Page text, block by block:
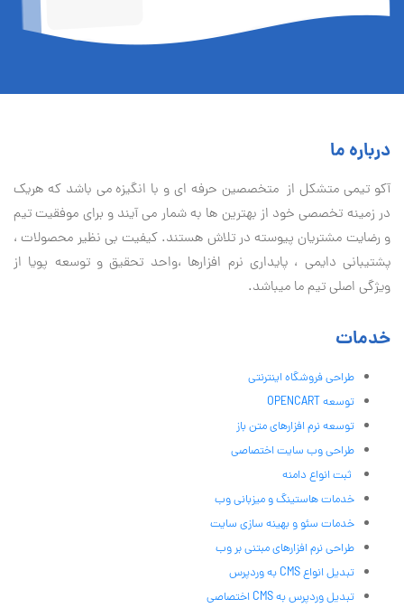
درباره ما
آكو تيمی متشکل از متخصصین حرفه ای و با انگیزه می باشد که هریک
در زمینه تخصصی خود از بهترین ها به شمار می آیند و برای موفقیت تيم
و رضایت مشتریان پیوسته در تلاش هستند. کیفیت بی نظير محصولات ،
پشتیبانی دايمی ، پایداری نرم افزارها ،واحد تحقیق و توسعه پویا از
ویژگی اصلی تیم ما میباشد.
خدمات
طراحی فروشگاه اینترنتی
توسعه OPENCART
توسعه نرم افزارهای متن باز
طراحی وب سایت اختصاصی
ثبت انواع دامنه
خدمات هاستینگ و میزبانی وب
خدمات سئو و بهینه سازی سایت
طراحی نرم افزارهای مبتنی بر وب
تبدیل انواع CMS به وردپرس
تبدیل وردپرس به CMS اختصاصی